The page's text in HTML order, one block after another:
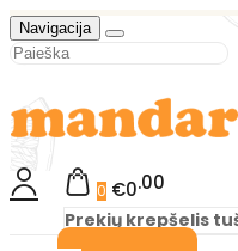
Navigacija
0 €0 00
Prekių krepšelis